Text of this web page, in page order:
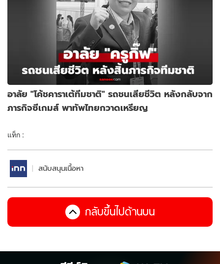
อาลัย "โค้ชคาราเต้ทีมชาติ" รถชนเสียชีวิต หลังกลับจาก
ภารกิจซีเกมส์ พาทัพไทยกวาดเหรียญ
แท็ก :
สนับสนุนเนื้อหา
กลับขึ้นไปด้านบน